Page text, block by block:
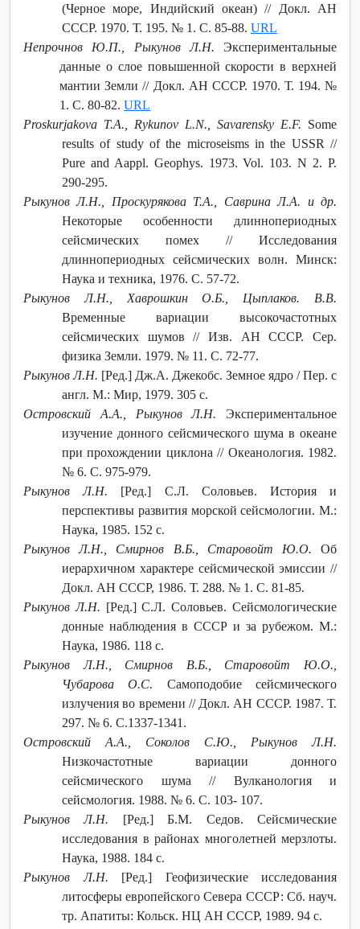
(Черное море, Индийский океан) // Докл. АН
СССР. 1970. Т. 195. № 1. С. 85-88. URL
Непрочнов Ю.П., Рыкунов Л.Н. Экспериментальные
данные о слое повышенной скорости в верхней
мантии Земли // Докл. АН СССР. 1970. Т. 194. №
1. С. 80-82.URL
Proskurjakova T.A., Rykunov L.N., Savarensky E.F. Some
results of study of the microseisms in the USSR //
Pure and Aappl. Geophys. 1973. Vol. 103. N 2. P.
290-295.
Рыкунов Л.Н., Проскурякова Т.А., Саврина Л.А. и др.
Некоторые особенности длиннопериодных
сейсмических помех // Исследования
длиннопериодных сейсмических волн. Минск:
Наука и техника, 1976. C. 57-72.
Рыкунов Л.Н., Хаврошкин О.Б., Цыплаков. В.В.
Временные вариации высокочастотных
сейсмических шумов // Изв. АН СССР. Сер.
физика Земли. 1979. № 11. С. 72-77.
Рыкунов Л.Н. [Ред.] Дж.А. Джекобс. Земное ядро / Пер. с
англ. М.: Мир, 1979. 305 с.
Островский А.А., Рыкунов Л.Н. Экспериментальное
изучение донного сейсмического шума в океане
при прохождении циклона // Океанология. 1982.
№ 6. С. 975-979.
Рыкунов Л.Н. [Ред.] С.Л. Соловьев. История и
перспективы развития морской сейсмологии. М.:
Наука, 1985. 152 с.
Рыкунов Л.Н., Смирнов В.Б., Старовойт Ю.О. Об
иерархичном характере сейсмической эмиссии //
Докл. АН СССР, 1986. Т. 288. № 1. С. 81-85.
Рыкунов Л.Н. [Ред.] С.Л. Соловьев. Сейсмологические
донные наблюдения в СССР и за рубежом. М.:
Наука, 1986. 118 с.
Рыкунов Л.Н., Смирнов В.Б., Старовойт Ю.О.,
Чубарова О.С. Самоподобие сейсмического
излучения во времени // Докл. АН СССР. 1987. Т.
297. № 6. С.1337-1341.
Островский А.А., Соколов С.Ю., Рыкунов Л.Н.
Низкочастотные вариации донного
сейсмического шума // Вулканология и
сейсмология. 1988. № 6. С. 103- 107.
Рыкунов Л.Н. [Ред.] Б.М. Седов. Сейсмические
исследования в районах многолетней мерзлоты.
Наука, 1988. 184 с.
Рыкунов Л.Н. [Ред.] Геофизические исследования
литосферы европейского Севера СССР: Сб. науч.
тр. Апатиты: Кольск. НЦ АН СССР, 1989. 94 с.